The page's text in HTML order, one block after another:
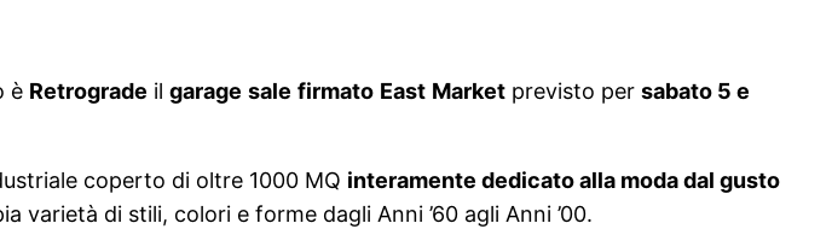
è Retrograde il garage sale firmato East Market previsto per sabato 5 e
coperto di oltre 1000 MQ interamente dedicato alla moda dal gusto
varietà di stili, colori e forme dagli Anni ’60 agli Anni ’00.